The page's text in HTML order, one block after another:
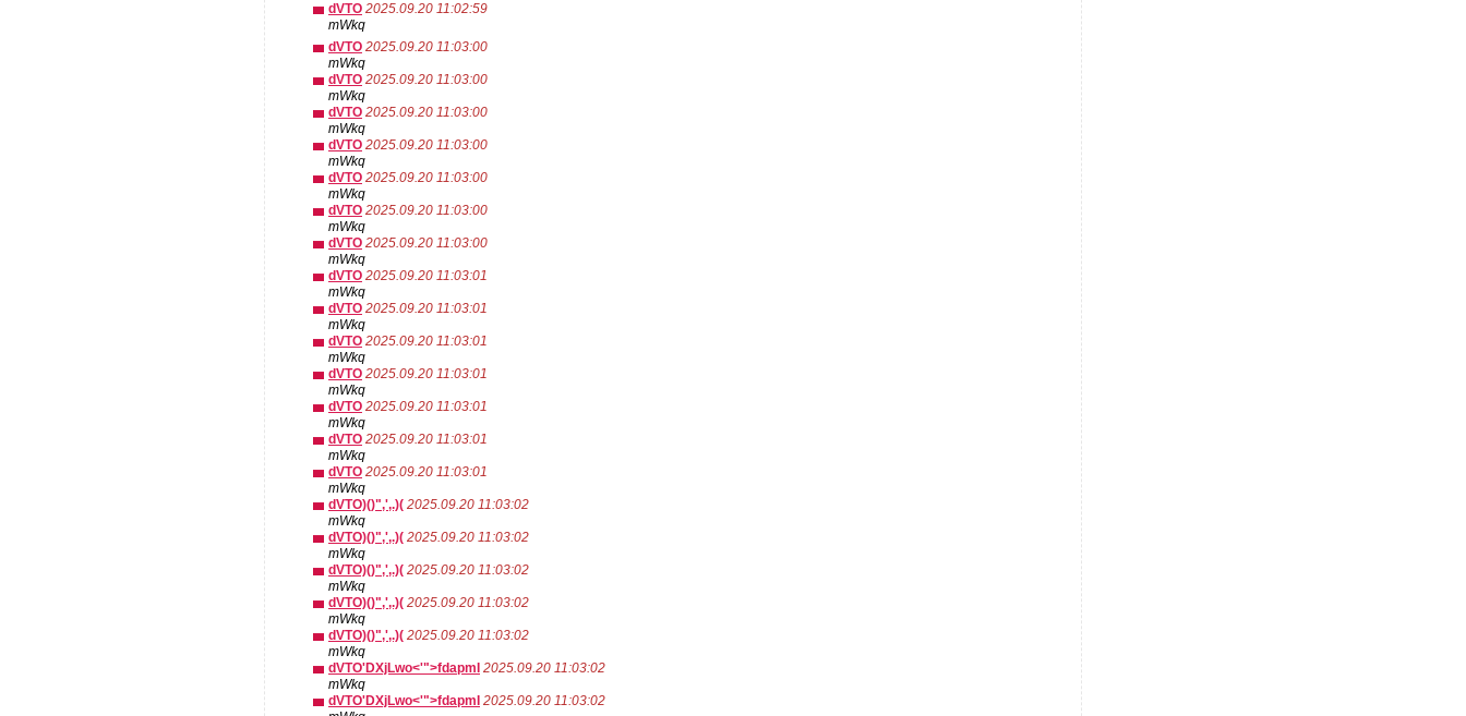
dVTO 2025.09.20 11:02:59
mWkq
dVTO 2025.09.20 11:03:00
mWkq
dVTO 2025.09.20 11:03:00
mWkq
dVTO 2025.09.20 11:03:00
mWkq
dVTO 2025.09.20 11:03:00
mWkq
dVTO 2025.09.20 11:03:00
mWkq
dVTO 2025.09.20 11:03:00
mWkq
dVTO 2025.09.20 11:03:00
mWkq
dVTO 2025.09.20 11:03:01
mWkq
dVTO 2025.09.20 11:03:01
mWkq
dVTO 2025.09.20 11:03:01
mWkq
dVTO 2025.09.20 11:03:01
mWkq
dVTO 2025.09.20 11:03:01
mWkq
dVTO 2025.09.20 11:03:01
mWkq
dVTO 2025.09.20 11:03:01
mWkq
dVTO)()",',.)( 2025.09.20 11:03:02
mWkq
dVTO)()",',.)( 2025.09.20 11:03:02
mWkq
dVTO)()",',.)( 2025.09.20 11:03:02
mWkq
dVTO)()",',.)( 2025.09.20 11:03:02
mWkq
dVTO)()",',.)( 2025.09.20 11:03:02
mWkq
dVTO'DXjLwo<'">fdapmI 2025.09.20 11:03:02
mWkq
dVTO'DXjLwo<'">fdapmI 2025.09.20 11:03:02